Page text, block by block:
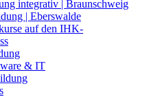
integrativ | Braunschweig
| Eberswalde
auf den IHK-
& IT